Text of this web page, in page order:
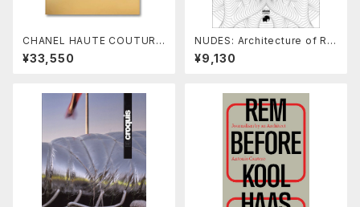
CHANEL HAUTE COUTURE
by Sofia Coppola
¥33,550
NUDES: Architecture of Re
generation, by Nuru Karim
¥9,130